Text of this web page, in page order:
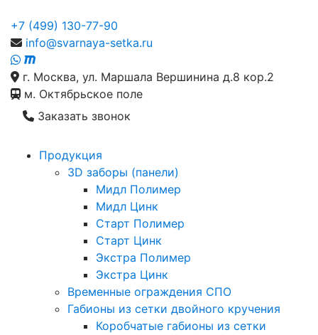
+7 (499) 130-77-90
info@svarnaya-setka.ru
г. Москва, ул. Маршала Вершинина д.8 кор.2
м. Октябрьское поле
Заказать звонок
Продукция
3D заборы (панели)
Мидл Полимер
Мидл Цинк
Старт Полимер
Старт Цинк
Экстра Полимер
Экстра Цинк
Временные ограждения СПО
Габионы из сетки двойного кручения
Коробчатые габионы из сетки